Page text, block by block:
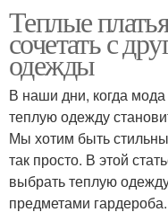
Теплые
сочетать с
одежды
В наши дни, когда
теплую одежду
Мы хотим быть
так просто. В этой
выбрать теплую
предметами гардероба.